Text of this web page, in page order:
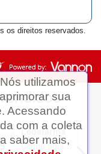
Ledafarma
Clique aqui...
os direitos reservados.
Nós utilizamos
sua
Acessando
com a coleta
saber mais,